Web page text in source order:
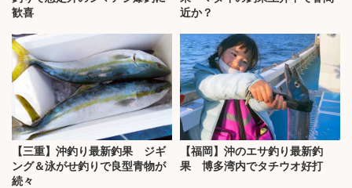
歓喜
近か？
【三重】沖釣り最新釣果 ジギ
ング＆泳がせ釣りで良型青物が
続々
【福岡】沖のエサ釣り最新釣
果 博多湾内でタチウオ好打